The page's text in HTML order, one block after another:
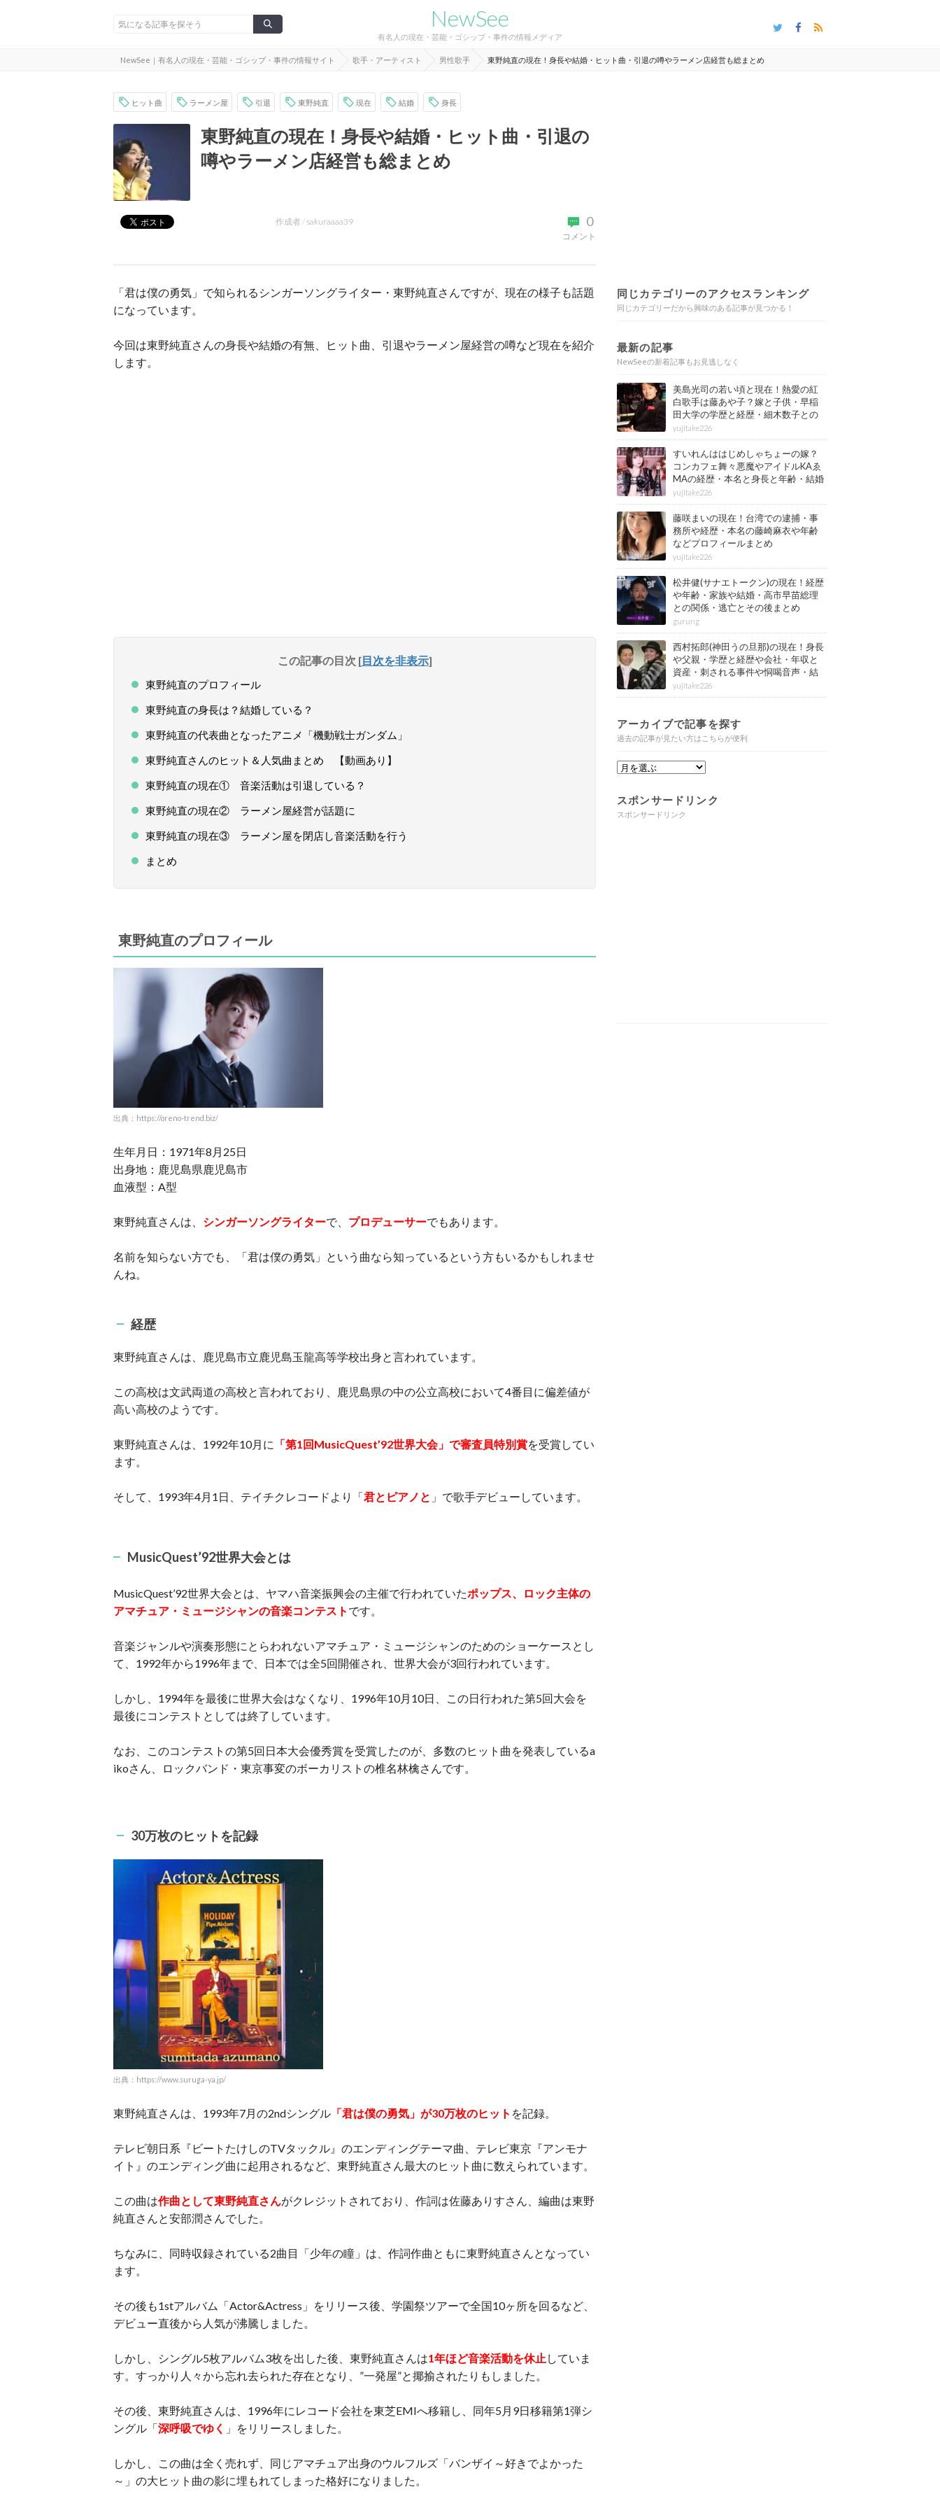
NewSee
有名人の現在・芸能・ゴシップ・事件の情報メディア
NewSee｜有名人の現在・芸能・ゴシップ・事件の情報サイト 歌手・アーティスト 男性歌手 東野純直の現在！身長や結婚・ヒット曲・引退の噂やラーメン店経営も総まとめ
ヒット曲 ラーメン屋 引退 東野純直 現在 結婚 身長
東野純直の現在！身長や結婚・ヒット曲・引退の
噂やラーメン店経営も総まとめ
0
コメント
作成者 / sakuraaaa39
「君は僕の勇気」で知られるシンガーソングライター・東野純直さんですが、現在の様子も話題
になっています。
今回は東野純直さんの身長や結婚の有無、ヒット曲、引退やラーメン屋経営の噂など現在を紹介
します。
この記事の目次 [目次を非表示]
東野純直のプロフィール
東野純直の身長は？結婚している？
東野純直の代表曲となったアニメ「機動戦士ガンダム」
東野純直さんのヒット＆人気曲まとめ 【動画あり】
東野純直の現在① 音楽活動は引退している？
東野純直の現在② ラーメン屋経営が話題に
東野純直の現在③ ラーメン屋を閉店し音楽活動を行う
まとめ
東野純直のプロフィール
出典：https://oreno-trend.biz/
生年月日：1971年8月25日
出身地：鹿児島県鹿児島市
血液型：A型
東野純直さんは、 シンガーソングライターで、 プロデューサーでもあります。
名前を知らない方でも、「君は僕の勇気」という曲なら知っているという方もいるかもしれませ
んね。
経歴
東野純直さんは、鹿児島市立鹿児島玉龍高等学校出身と言われています。
この高校は文武両道の高校と言われており、鹿児島県の中の公立高校において4番目に偏差値が
高い高校のようです。
東野純直さんは、1992年10月に 「第1回MusicQuest’92世界大会」で審査員特別賞を受賞してい
ます。
そして、1993年4月1日、テイチクレコードより「君とピアノと 」で歌手デビューしています。
MusicQuest’92世界大会とは
MusicQuest’92世界大会とは、ヤマハ音楽振興会の主催で行われていたポップス、ロック主体の
アマチュア・ミュージシャンの音楽コンテスト です。
音楽ジャンルや演奏形態にとらわれないアマチュア・ミュージシャンのためのショーケースとし
て、1992年から1996年まで、日本では全5回開催され、世界大会が3回行われています。
しかし、1994年を最後に世界大会はなくなり、1996年10月10日、この日行われた第5回大会を
最後にコンテストとしては終了しています。
なお、このコンテストの第5回日本大会優秀賞を受賞したのが、多数のヒット曲を発表しているa
ikoさん、ロックバンド・東京事変のボーカリストの椎名林檎さんです。
30万枚のヒットを記録
出典：https://www.suruga-ya.jp/
東野純直さんは、1993年7月の2ndシングル 「君は僕の勇気」が30万枚のヒット を記録。
テレビ朝日系『ビートたけしのTVタックル』のエンディングテーマ曲、テレビ東京『アンモナ
イト』のエンディング曲に起用されるなど、東野純直さん最大のヒット曲に数えられています。
この曲は作曲として東野純直さんがクレジットされており、作詞は佐藤ありすさん、編曲は東野
純直さんと安部潤さんでした。
ちなみに、同時収録されている2曲目「少年の瞳」は、作詞作曲ともに東野純直さんとなってい
ます。
その後も1stアルバム「Actor&Actress」をリリース後、学園祭ツアーで全国10ヶ所を回るなど、
デビュー直後から人気が沸騰しました。
しかし、シングル5枚アルバム3枚を出した後、東野純直さんは1年ほど音楽活動を休止 していま
す。すっかり人々から忘れ去られた存在となり、”一発屋”と揶揄されたりもしました。
その後、東野純直さんは、1996年にレコード会社を東芝EMIへ移籍し、同年5月9日移籍第1弾シ
ングル「深呼吸でゆく 」をリリースしました。
しかし、この曲は全く売れず、同じアマチュア出身のウルフルズ「バンザイ～好きでよかった
～」の大ヒット曲の影に埋もれてしまった格好になりました。
同じカテゴリーのアクセスランキング
同じカテゴリーだから興味のある記事が見つかる！
最新の記事
NewSeeの新着記事もお見逃しなく
美島光司の若い頃と現在！熱愛の紅
白歌手は藤あや子？嫁と子供・早稲
田大学の学歴と経歴・細木数子との
確執もまとめ
yujitake226
すいれんははじめしゃちょーの嫁？
コンカフェ舞々悪魔やアイドルKAゑ
MAの経歴・本名と身長と年齢・結婚
情報もまとめ
yujitake226
藤咲まいの現在！台湾での逮捕・事
務所や経歴・本名の藤崎麻衣や年齢
などプロフィールまとめ
yujitake226
松井健(サナエトークン)の現在！経歴
や年齢・家族や結婚・高市早苗総理
との関係・逃亡とその後まとめ
gurung
西村拓郎(神田うの旦那)の現在！身長
や父親・学歴と経歴や会社・年収と
資産・刺される事件や恫喝音声・結
婚と子供や自宅・脳梗塞の病気もま
とめ
yujitake226
アーカイブで記事を探す
過去の記事が見たい方はこちらが便利
スポンサードリンク
スポンサードリンク